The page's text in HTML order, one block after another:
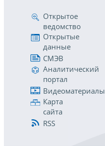
Открытое
ведомство
Открытые
данные
СМЭВ
Аналитический
портал
Видеоматериалы
Карта
сайта
RSS